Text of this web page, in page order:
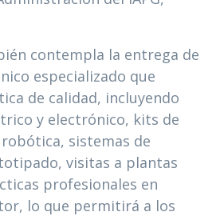
contempla la entrega de
especializado que
de calidad, incluyendo
y electrónico, kits de
sistemas de
visitas a plantas
profesionales en
lo que permitirá a los